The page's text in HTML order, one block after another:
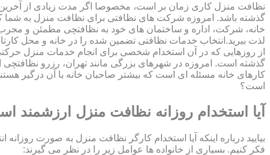
نظافت منزل کاری زمان بر است، مخصوصا اگر مدت زیادی از آخرین
گذشته باشد. امروزه شرکت های نظافتی برای نظافت منزل به شما
خانه، شرکت، اداره و ساختمان های خود به نظافتچی مطمئن و
لذت ببرید.انتخاب خدمات نظافتی تضمین شده را در خانه و محل
از روزهایی که در آن استخدام شخصی برای انجام خدمات منزل
گذشته است. امروزه در شهرهای بزرگی مانند تهران، رزرو
کارهای خانه مسئله ای است که بیشتر صاحبان خانه با آن درگیر
است؟
آیا استخدام روزانه نظافت منزل ارزشمند
بیایید درباره اینکه آیا استخدام کارگر نظافت منزل به صورت
فکر کنیم. بسیاری از خانواده ها عوامل زیر را در نظر می گیرند: